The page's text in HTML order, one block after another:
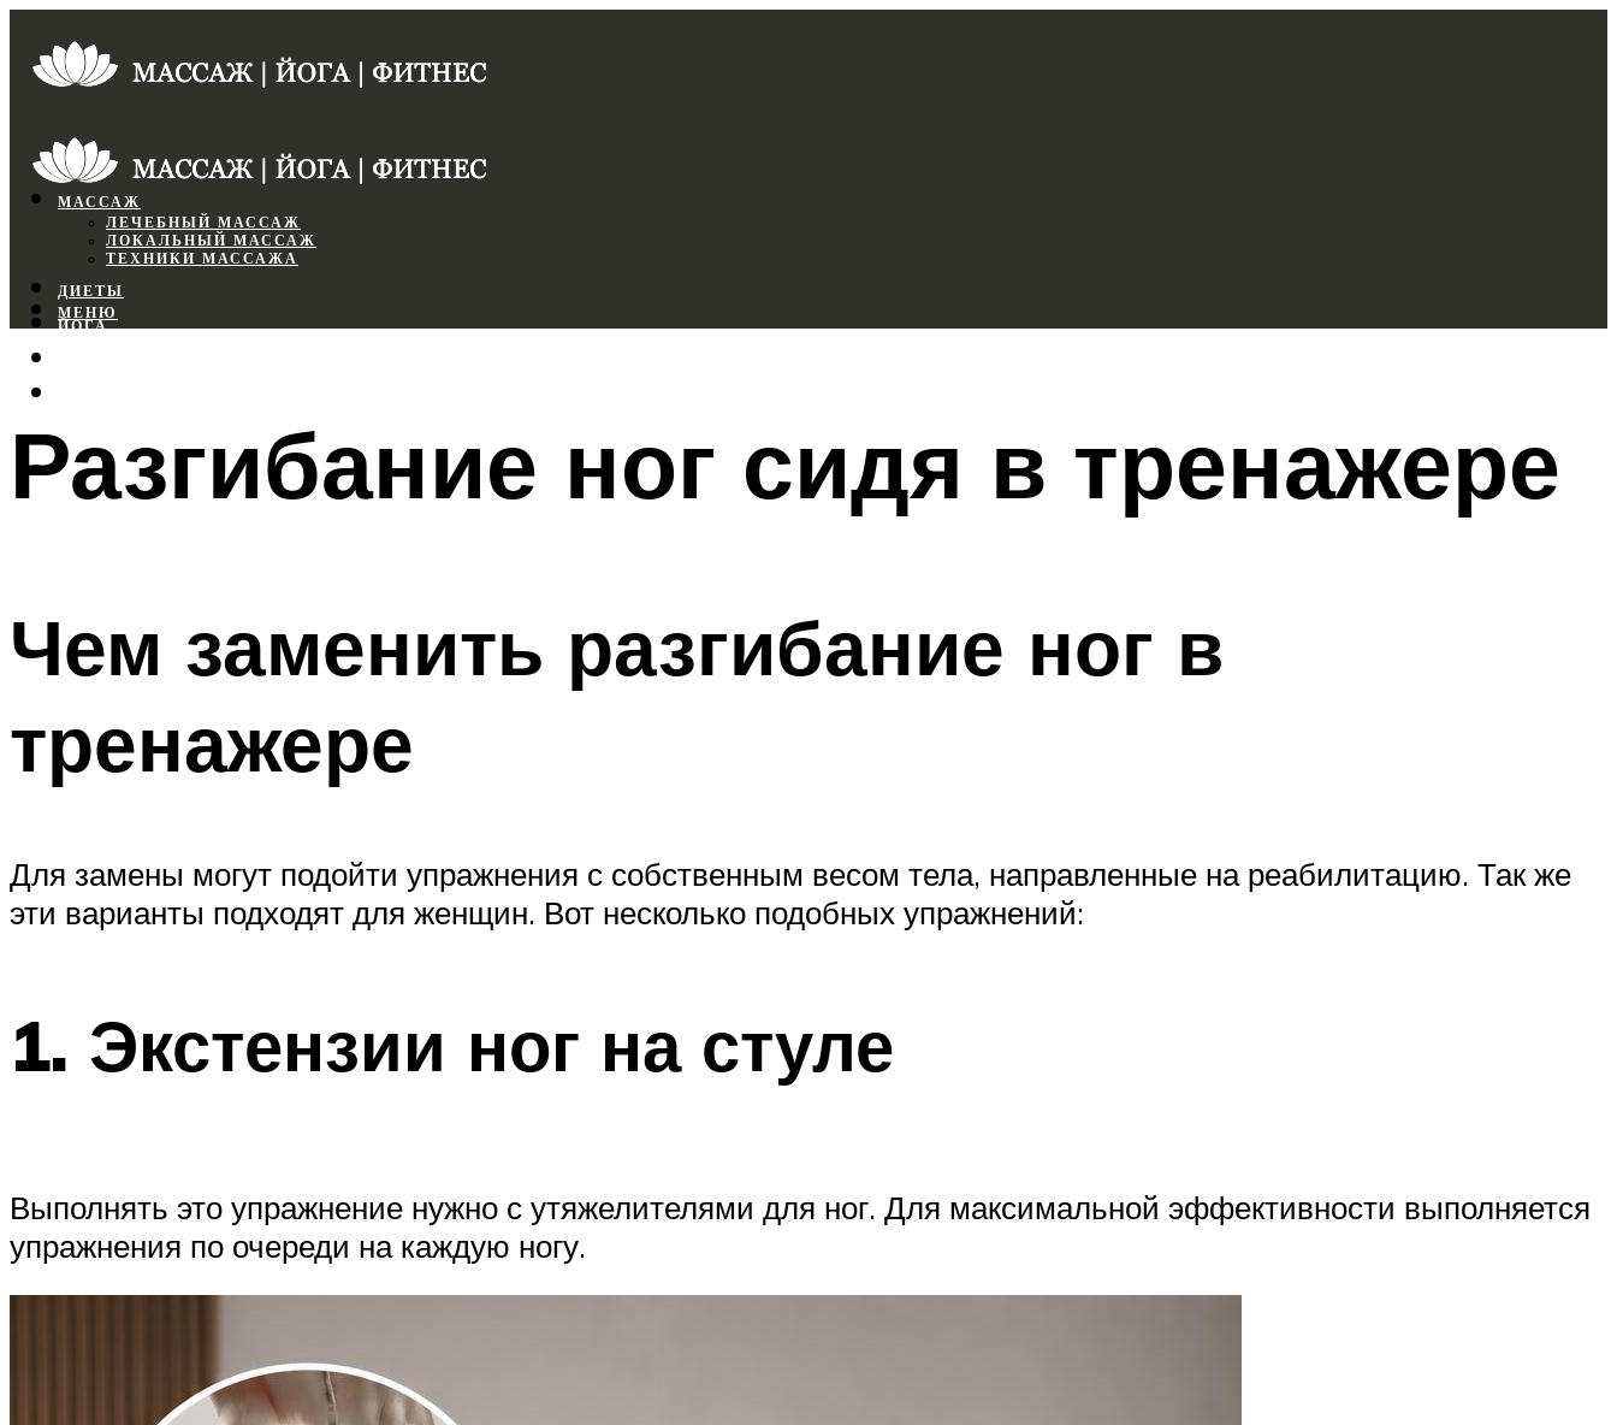
МАССАЖ
ЛЕЧЕБНЫЙ МАССАЖ
ЛОКАЛЬНЫЙ МАССАЖ
ТЕХНИКИ МАССАЖА
ДИЕТЫ
ЙОГА
МЕНЮ
МЕНЮ
Разгибание ног сидя в тренажере
Чем заменить разгибание ног в
тренажере
Для замены могут подойти упражнения с собственным весом тела, направленные на реабилитацию. Так же
эти варианты подходят для женщин. Вот несколько подобных упражнений:
1. Экстензии ног на стуле
Выполнять это упражнение нужно с утяжелителями для ног. Для максимальной эффективности выполняется
упражнения по очереди на каждую ногу.